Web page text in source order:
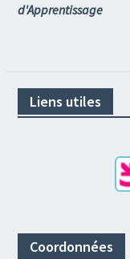
d'Apprentissage
Liens utiles
Coordonnées